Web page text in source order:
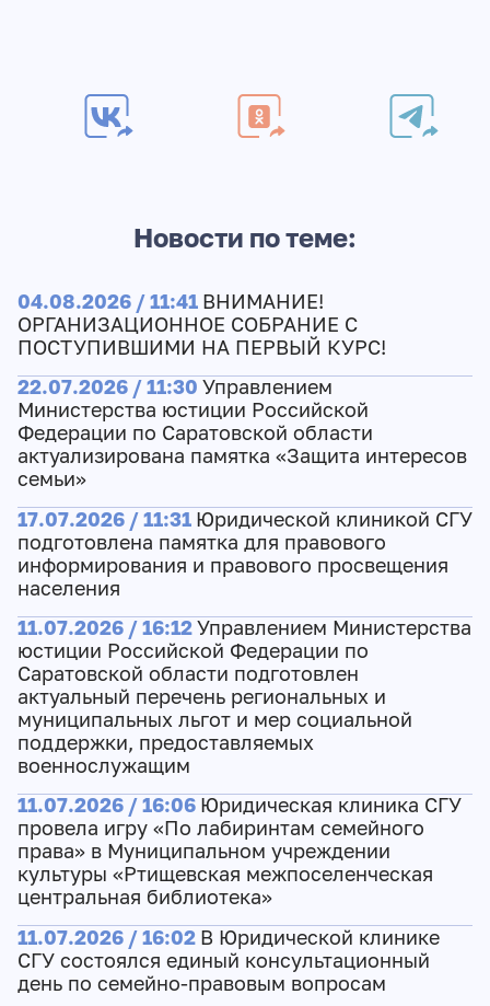
Новости по теме:
04.08.2026 / 11:41 ВНИМАНИЕ!
ОРГАНИЗАЦИОННОЕ СОБРАНИЕ С
ПОСТУПИВШИМИ НА ПЕРВЫЙ КУРС!
22.07.2026 / 11:30 Управлением
Министерства юстиции Российской
Федерации по Саратовской области
актуализирована памятка «Защита интересов
семьи»
17.07.2026 / 11:31 Юридической клиникой СГУ
подготовлена памятка для правового
информирования и правового просвещения
населения
11.07.2026 / 16:12Управлением Министерства
юстиции Российской Федерации по
Саратовской области подготовлен
актуальный перечень региональных и
муниципальных льгот и мер социальной
поддержки, предоставляемых
военнослужащим
11.07.2026 / 16:06 Юридическая клиника СГУ
провела игру «По лабиринтам семейного
права» в Муниципальном учреждении
культуры «Ртищевская межпоселенческая
центральная библиотека»
11.07.2026 / 16:02 В Юридической клинике
СГУ состоялся единый консультационный
день по семейно-правовым вопросам